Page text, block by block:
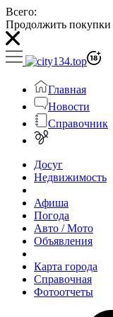
Всего:
Продолжить покупки
Главная
Новости
Справочник
Досуг
Недвижимость
Афиша
Погода
Авто / Мото
Объявления
Карта города
Справочная
Фотоотчеты